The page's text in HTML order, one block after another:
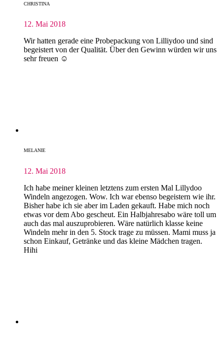
CHRISTINA
12. Mai 2018
Wir hatten gerade eine Probepackung von Lilliydoo und sind
begeistert von der Qualität. Über den Gewinn würden wir uns
sehr freuen ☺️
MELANIE
12. Mai 2018
Ich habe meiner kleinen letztens zum ersten Mal Lillydoo
Windeln angezogen. Wow. Ich war ebenso begeistern wie ihr.
Bisher habe ich sie aber im Laden gekauft. Habe mich noch
etwas vor dem Abo gescheut. Ein Halbjahresabo wäre toll um
auch das mal auszuprobieren. Wäre natürlich klasse keine
Windeln mehr in den 5. Stock trage zu müssen. Mami muss ja
schon Einkauf, Getränke und das kleine Mädchen tragen.
Hihi